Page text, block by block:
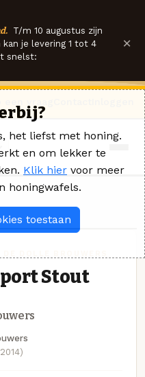
T/m 10 augustus zijn
je levering 1 tot 4
snelst:
×
Stout
het liefst met honing.
en om lekker te
Klik hier voor meer
honingwafels.
toestaan